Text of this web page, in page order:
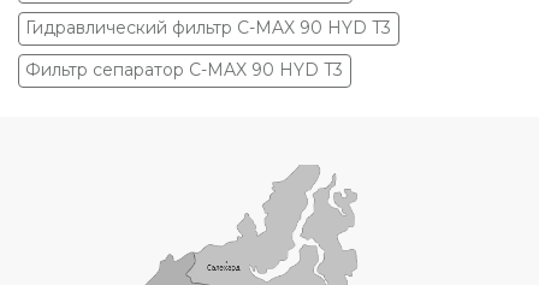
Гидравлический фильтр C-MAX 90 HYD T3
Фильтр сепаратор C-MAX 90 HYD T3